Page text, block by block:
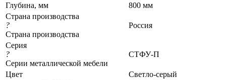
Глубина, мм
800 мм
Страна производства
?
Страна производства
Россия
Серия
?
Серии металлической мебели
СТФУ-П
Цвет
Светло-серый